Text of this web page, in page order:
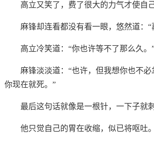
高立又笑了，费了很大的力气才使自
麻锋却连看都没有看一眼，悠然道：
高立冷笑道：“你也许等不了那么久。
麻锋淡淡道：“也许，但我想你也不
你现在就死。”
最后这句话就像是一根针，一下子就
他只觉自己的胃在收缩，似已将呕吐。